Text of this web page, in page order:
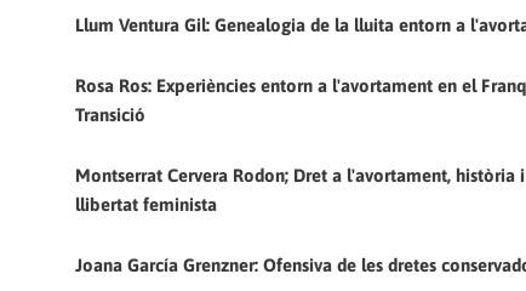
Llum Ventura Gil: Genealogia de la lluita entorn a
Rosa Ros: Experiències entorn a l'avortament en el
Transició
Montserrat Cervera Rodon; Dret a l'avortament, història
llibertat feminista
Joana García Grenzner: Ofensiva de les dretes